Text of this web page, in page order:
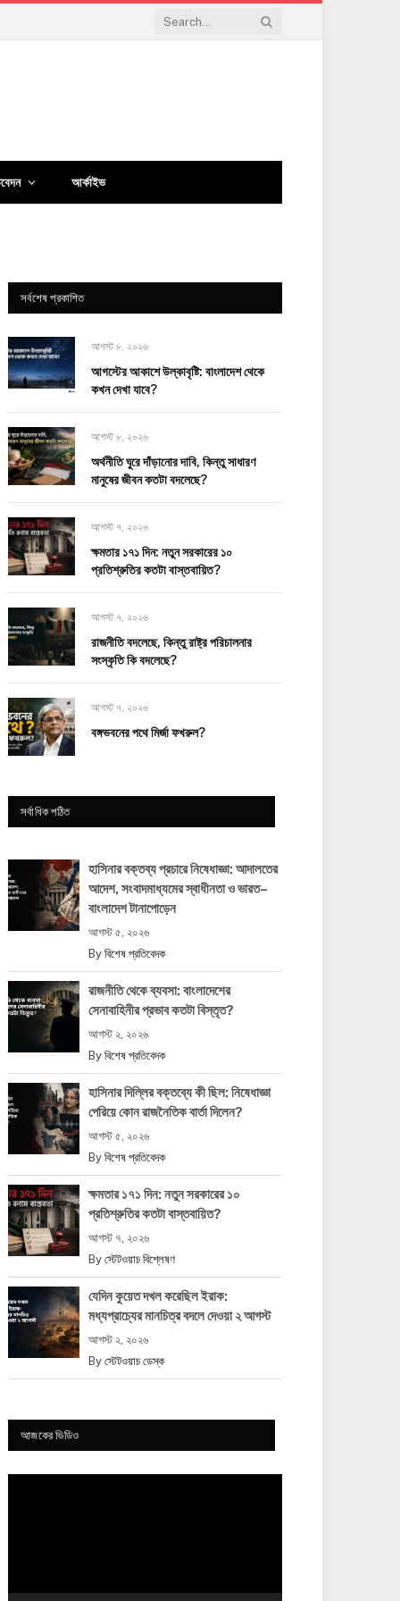
আর্কাইভ
সর্বশেষ প্রকাশিত
আগস্ট ৮, ২০২৬
আগস্টের আকাশে উল্কাবৃষ্টি: বাংলাদেশ থেকে
কখন দেখা যাবে?
আগস্ট ৮, ২০২৬
অর্থনীতি ঘুরে দাঁড়ানোর দাবি, কিন্তু সাধারণ
মানুষের জীবন কতটা বদলেছে?
আগস্ট ৭, ২০২৬
ক্ষমতার ১৭১ দিন: নতুন সরকারের ১০
প্রতিশ্রুতির কতটা বাস্তবায়িত?
আগস্ট ৭, ২০২৬
রাজনীতি বদলেছে, কিন্তু রাষ্ট্র পরিচালনার
সংস্কৃতি কি বদলেছে?
আগস্ট ৭, ২০২৬
বঙ্গভবনের পথে মির্জা ফখরুল?
সর্বাধিক পঠিত
হাসিনার বক্তব্য প্রচারে নিষেধাজ্ঞা: আদালতের
আদেশ, সংবাদমাধ্যমের স্বাধীনতা ও ভারত–
বাংলাদেশ টানাপোড়েন
আগস্ট ৫, ২০২৬
By বিশেষ প্রতিবেদক
রাজনীতি থেকে ব্যবসা: বাংলাদেশের
সেনাবাহিনীর প্রভাব কতটা বিস্তৃত?
আগস্ট ২, ২০২৬
By বিশেষ প্রতিবেদক
হাসিনার দিল্লির বক্তব্যে কী ছিল: নিষেধাজ্ঞা
পেরিয়ে কোন রাজনৈতিক বার্তা দিলেন?
আগস্ট ৫, ২০২৬
By বিশেষ প্রতিবেদক
ক্ষমতার ১৭১ দিন: নতুন সরকারের ১০
প্রতিশ্রুতির কতটা বাস্তবায়িত?
আগস্ট ৭, ২০২৬
By স্টেটওয়াচ বিশ্লেষণ
যেদিন কুয়েত দখল করেছিল ইরাক:
মধ্যপ্রাচ্যের মানচিত্র বদলে দেওয়া ২ আগস্ট
আগস্ট ২, ২০২৬
By স্টেটওয়াচ ডেস্ক
আজকের ভিডিও